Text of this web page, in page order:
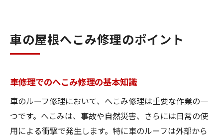
車の屋根へこみ修理のポイント
車修理でのへこみ修理の基本知識
車のルーフ修理において、へこみ修理は重要な作業の一
つです。へこみは、事故や自然災害、さらには日常の使
用による衝撃で発生します。特に車のルーフは外部から